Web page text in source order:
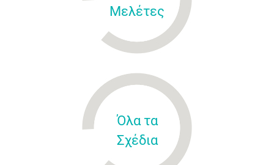
Μελέτες
Όλα τα
Σχέδια